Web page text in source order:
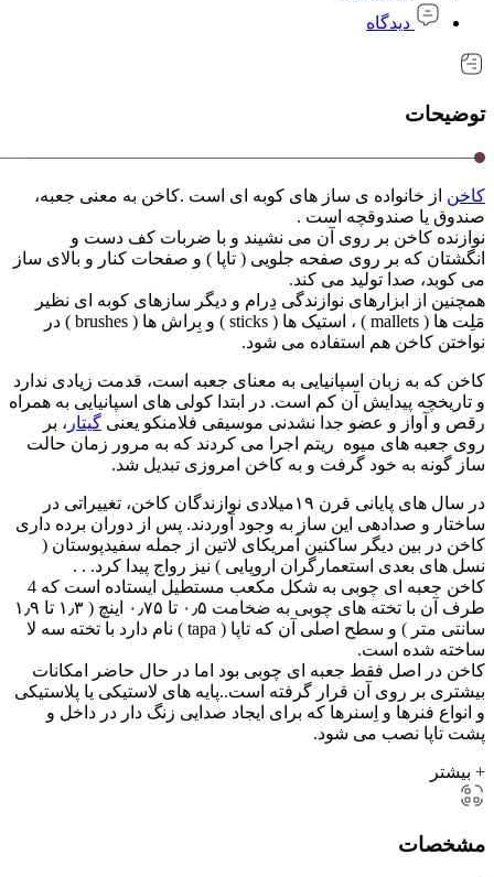
دیدگاه
توضیحات
کاخن از خانواده ی ساز های کوبه ای است .کاخن به معنی جعبه،
صندوق یا صندوقچه است .
نوازنده کاخن بر روی آن می نشیند و با ضربات کف دست و
انگشتان که بر روی صفحه جلویی ( تاپا ) و صفحات کنار و بالای ساز
می کوبد، صدا تولید می کند.
همچنین از ابزارهای نوازندگی دِرام و دیگر سازهای کوبه ای نظیر
مَلِت ها ( mallets ) ، استیک ها ( sticks ) و بِراش ها ( brushes ) در
نواختن کاخن هم استفاده می شود.
کاخن که به زبان اسپانیایی به معنای جعبه است، قدمت زیادی ندارد
و تاریخچه پیدایش آن کم است. در ابتدا کولی های اسپانیایی به همراه
رقص و آواز و عضو جدا نشدنی موسیقی فلامنکو یعنی گیتار ، بر
روی جعبه های میوه ریتم اجرا می کردند که به مرور زمان حالت
ساز گونه به خود گرفت و به کاخن امروزی تبدیل شد.
در سال های پایانی قرن ۱۹میلادی نوازندگان کاخن، تغییراتی در
ساختار و صدادهی این ساز به وجود آوردند. پس از دوران برده داری
کاخن در بین دیگر ساکنین آمریکای لاتین از جمله سفیدپوستان (
نسل های بعدی استعمارگران اروپایی ) نیز رواج پیدا کرد. . .
کاخن جعبه ای چوبی به شکل مکعب مستطیل ایستاده است که 4
طرف آن با تخته های چوبی به ضخامت ۰٫۵ تا ۰٫۷۵ اینچ ( ۱٫۳ تا ۱٫۹
سانتی متر ) و سطح اصلی آن که تاپا ( tapa ) نام دارد با تخته سه لا
ساخته شده است.
کاخن در اصل فقط جعبه ای چوبی بود اما در حال حاضر امکانات
بیشتری بر روی آن قرار گرفته است..پایه های لاستیکی یا پلاستیکی
و انواع فنرها و اِسنرها که برای ایجاد صدایی زنگ دار در داخل و
پشت تاپا نصب می شود.
+ بیشتر
مشخصات